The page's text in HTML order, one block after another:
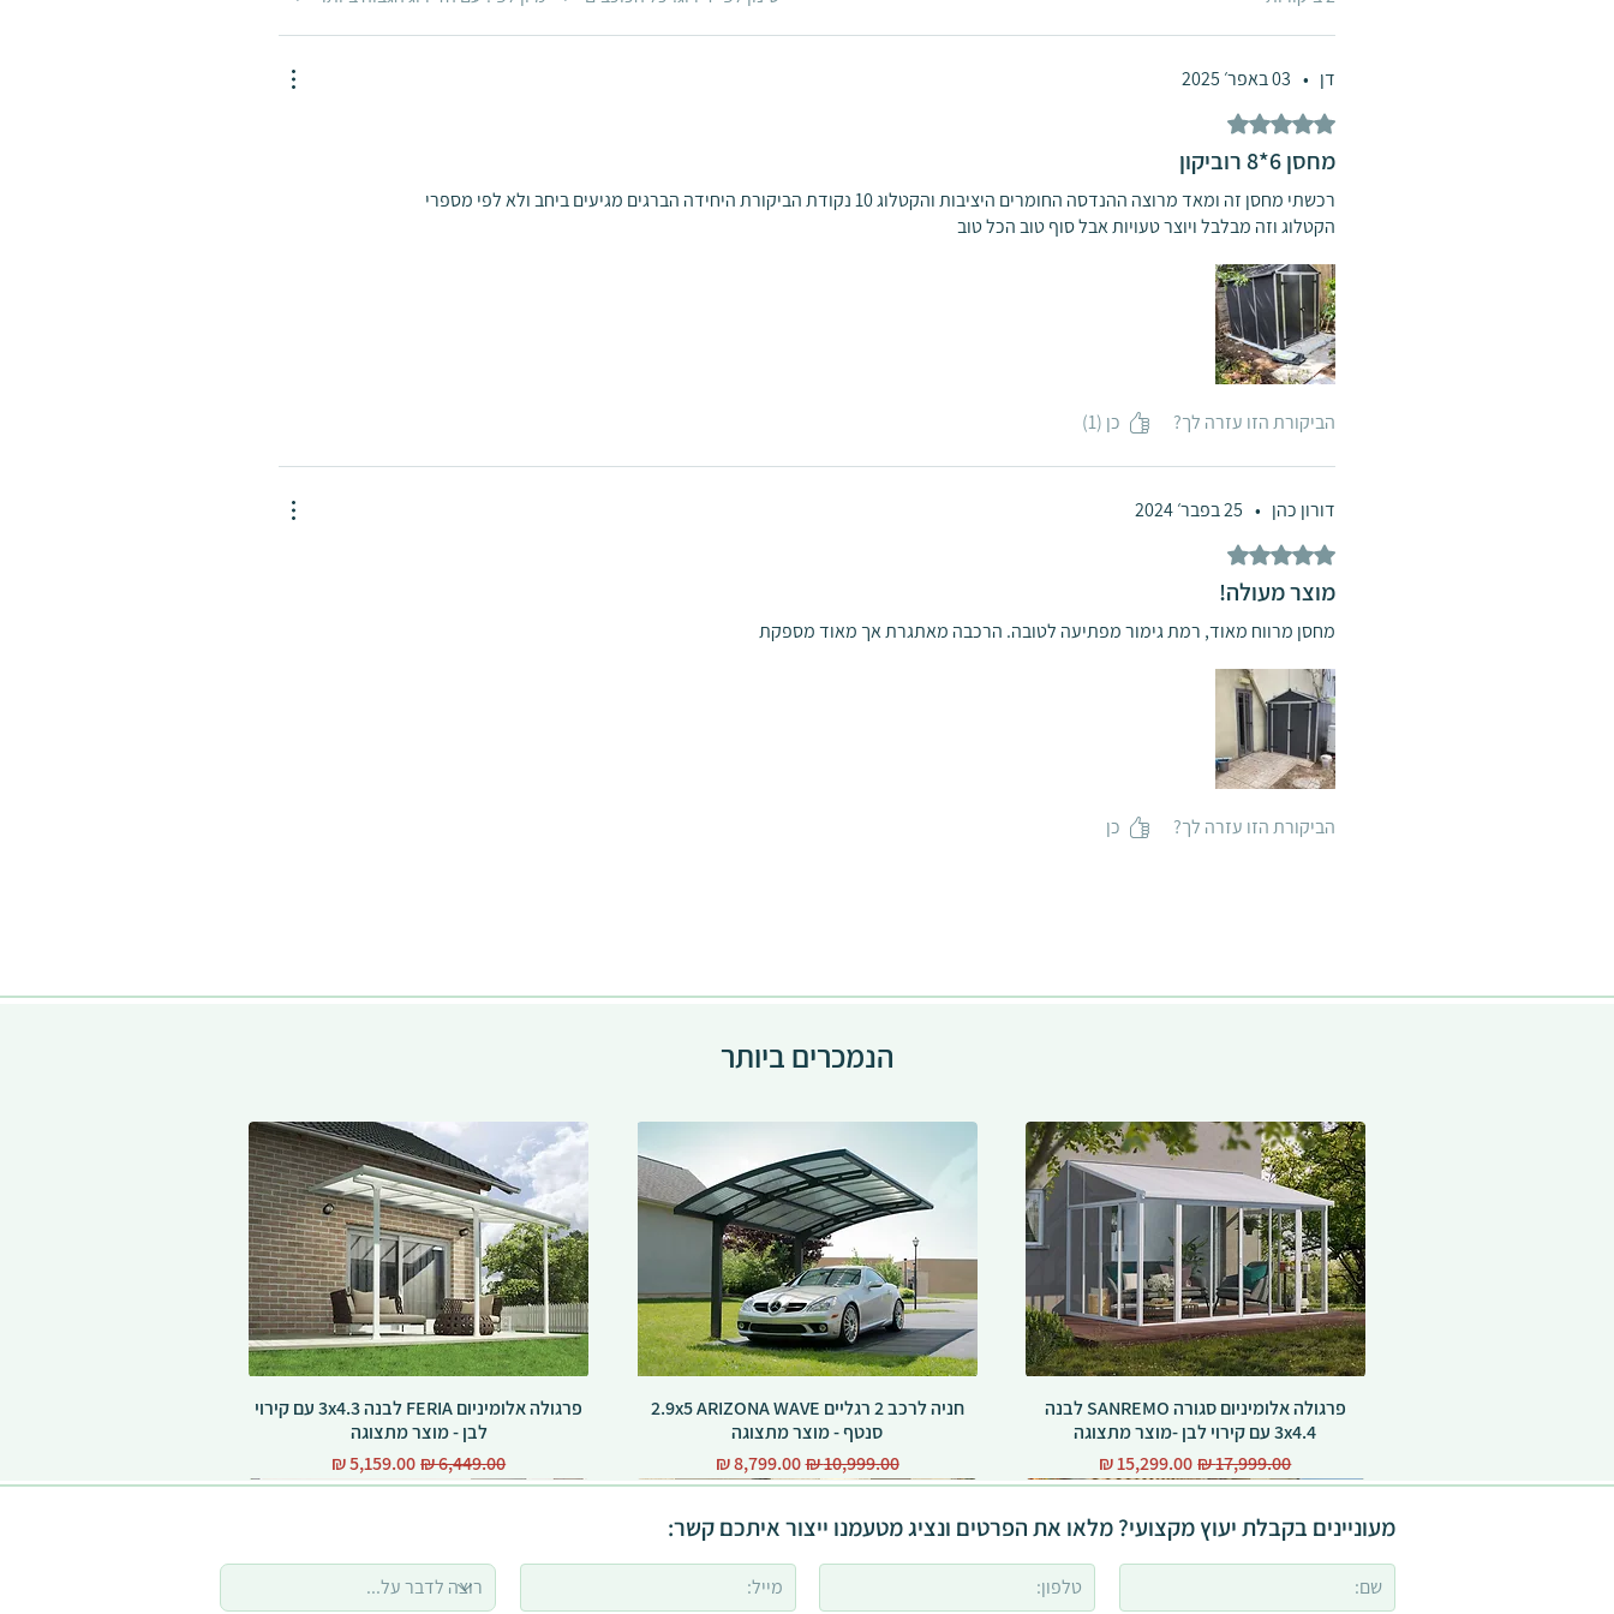
דן • 03 באפר׳ 2025
דירוג של 5 מתוך 5 כוכבים.
מחסן 6*8 רוביקון
רכשתי מחסן זה ומאד מרוצה ההנדסה החומרים היציבות והקטלוג 10 נקודת הביקורת היחידה הברגים מגיעים ביחב ולא לפי מספרי
הקטלוג וזה מבלבל ויוצר טעויות אבל סוף טוב הכל טוב
הביקורת הזו עזרה לך? כן (1)
דורון כהן • 25 בפבר׳ 2024
דירוג של 5 מתוך 5 כוכבים.
מוצר מעולה!
מחסן מרווח מאוד, רמת גימור מפתיעה לטובה. הרכבה מאתגרת אך מאוד מספקת
הביקורת הזו עזרה לך? כן
הנמכרים ביותר
פרגולה אלומיניום סגורה SANREMO לבנה
3x4.4 עם קירוי לבן -מוצר מתצוגה
מחיר רגיל‏17,999.00 ‏₪ מחיר מבצע
חניה לרכב 2 רגליים 2.9x5 ARIZONA WAVE
סנטף - מוצר מתצוגה
מחיר רגיל‏10,999.00 ‏₪ מחיר מבצע‏8,799.00 ‏₪
פרגולה אלומיניום FERIA לבנה 3x4.3 עם קירוי
לבן - מוצר מתצוגה
מחיר רגיל‏6,449.00 ‏₪ מחיר מבצע
מעוניינים בקבלת יעוץ מקצועי? מלאו את הפרטים ונציג מטעמנו ייצור איתכם קשר: